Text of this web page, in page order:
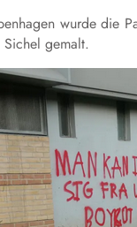
wurde die
Sichel gemalt.